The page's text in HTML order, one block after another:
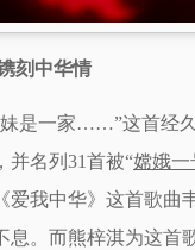
刻中华情
妹是一家……”这首经
并名列31首被“嫦娥一
爱我中华》这首歌曲
。而熊梓淇为这首